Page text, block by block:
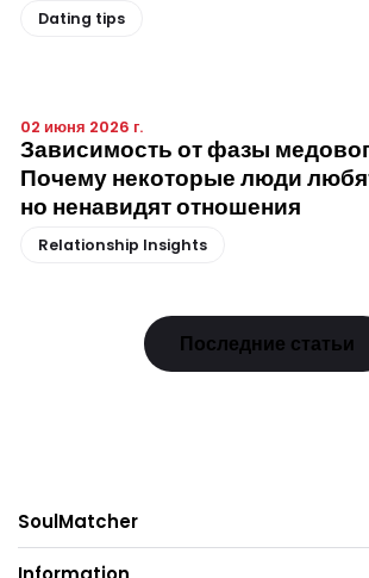
Dating tips
02 июня 2026 г.
Зависимость от фазы
Почему некоторые люди
но ненавидят отношения
Relationship Insights
Последние статьи
SoulMatcher